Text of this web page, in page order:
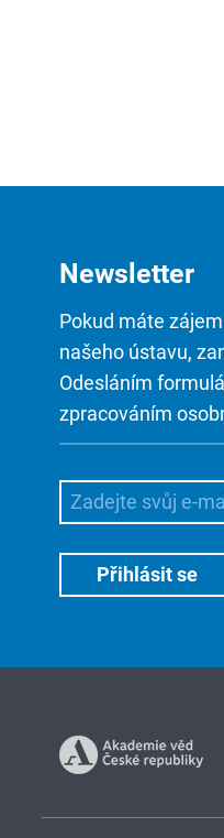
Newsletter
Pokud máte
našeho ústavu,
Odesláním
zpracováním